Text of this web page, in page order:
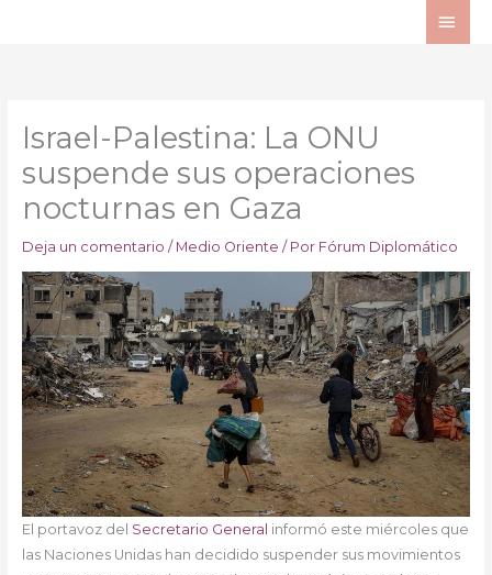
Israel-Palestina: La ONU
suspende sus operaciones
nocturnas en Gaza
Deja un comentario / Medio Oriente / Por Fórum Diplomático
El portavoz del Secretario General informó este miércoles que
las Naciones Unidas han decidido suspender sus movimientos